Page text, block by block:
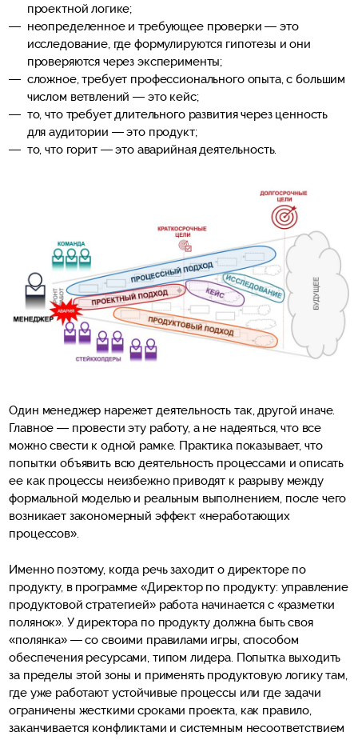
проектной логике;
неопределенное и требующее проверки — это
исследование, где формулируются гипотезы и они
проверяются через эксперименты;
сложное, требует профессионального опыта, с большим
числом ветвлений — это кейс;
то, что требует длительного развития через ценность
для аудитории — это продукт;
то, что горит — это аварийная деятельность.
Один менеджер нарежет деятельность так, другой иначе.
Главное — провести эту работу, а не надеяться, что все
можно свести к одной рамке. Практика показывает, что
попытки объявить всю деятельность процессами и описать
ее как процессы неизбежно приводят к разрыву между
формальной моделью и реальным выполнением, после чего
возникает закономерный эффект «неработающих
процессов».
Именно поэтому, когда речь заходит о директоре по
продукту, в программе «Директор по продукту: управление
продуктовой стратегией» работа начинается с «разметки
полянок». У директора по продукту должна быть своя
«полянка» — со своими правилами игры, способом
обеспечения ресурсами, типом лидера. Попытка выходить
за пределы этой зоны и применять продуктовую логику там,
где уже работают устойчивые процессы или где задачи
ограничены жесткими сроками проекта, как правило,
заканчивается конфликтами и системным несоответствием